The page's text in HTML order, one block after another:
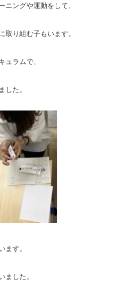
ニングや運動をして、
取り組む子もいます。
ュラムで、
した。
ます。
ました。